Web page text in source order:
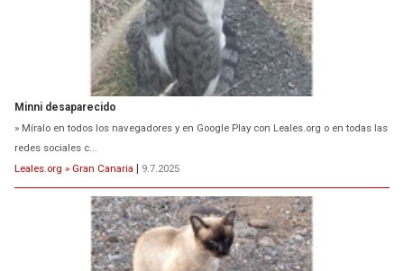
Minni desaparecido
» Míralo en todos los navegadores y en Google Play con Leales.org o en todas las
redes sociales c...
Leales.org » Gran Canaria | 9.7.2025